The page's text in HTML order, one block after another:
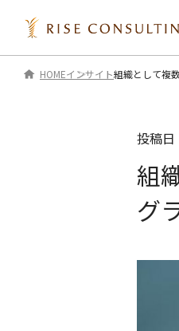
HOMEインサイト組織として複
投稿日
組
グ